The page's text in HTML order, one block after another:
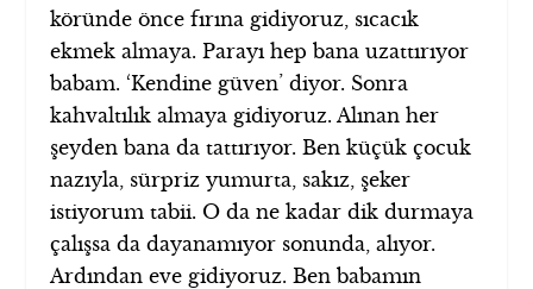
köründe önce fırına gidiyoruz, sıcacık
ekmek almaya. Parayı hep bana uzattırıyor
babam. ‘Kendine güven’ diyor. Sonra
kahvaltılık almaya gidiyoruz. Alınan her
şeyden bana da tattırıyor. Ben küçük çocuk
nazıyla, sürpriz yumurta, sakız, şeker
istiyorum tabii. O da ne kadar dik durmaya
çalışsa da dayanamıyor sonunda, alıyor.
Ardından eve gidiyoruz. Ben babamın